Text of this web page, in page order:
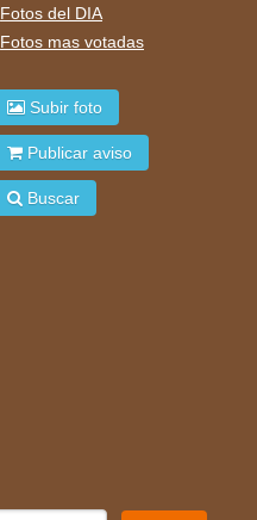
Fotos del DIA
Fotos mas votadas
Subir foto
Publicar aviso
Buscar